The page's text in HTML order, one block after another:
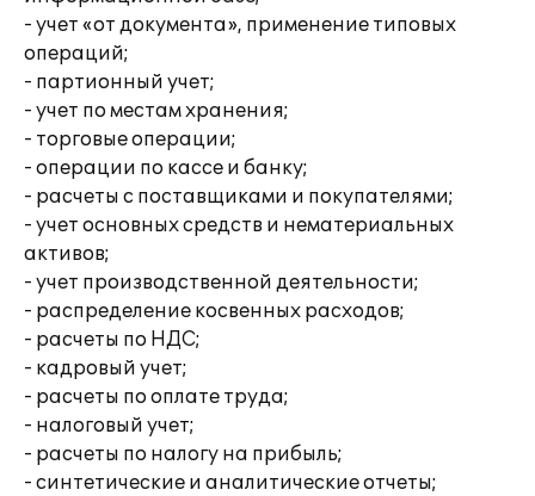
- учет «от документа», применение типовых
операций;
- партионный учет;
- учет по местам хранения;
- торговые операции;
- операции по кассе и банку;
- расчеты с поставщиками и покупателями;
- учет основных средств и нематериальных
активов;
- учет производственной деятельности;
- распределение косвенных расходов;
- расчеты по НДС;
- кадровый учет;
- расчеты по оплате труда;
- налоговый учет;
- расчеты по налогу на прибыль;
- синтетические и аналитические отчеты;